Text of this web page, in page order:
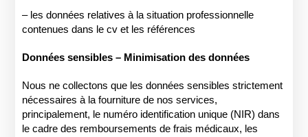
– les données relatives à la situation professionnelle
contenues dans le cv et les références
Données sensibles – Minimisation des données
Nous ne collectons que les données sensibles strictement
nécessaires à la fourniture de nos services,
principalement, le numéro identification unique (NIR) dans
le cadre des remboursements de frais médicaux, les